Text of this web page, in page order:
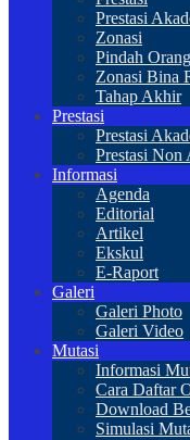
Prestasi
Zonasi
Pindah
Zonasi Bina
Tahap Akhir
Prestasi
Prestasi
Prestasi Non
Informasi
Agenda
Editorial
Artikel
Ekskul
E-Raport
Galeri
Galeri Photo
Galeri Video
Mutasi
Informasi
Cara Daftar
Download
Simulasi